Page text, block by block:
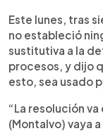
Este lunes, tras
no estableció
sustitutiva a la
procesos, y dijo
esto, sea usado
“La resolución
(Montalvo) vaya